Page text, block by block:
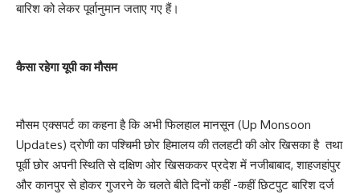
बारिश को लेकर पूर्वानुमान जताए गए हैं।
कैसा रहेगा यूपी का मौसम
मौसम एक्सपर्ट का कहना है कि अभी फिलहाल मानसून (Up Monsoon
Updates) द्रोणी का पश्चिमी छोर हिमालय की तलहटी की ओर खिसका है तथा
पूर्वी छोर अपनी स्थिति से दक्षिण ओर खिसककर प्रदेश में नजीबाबाद, शाहजहांपुर
और कानपुर से होकर गुजरने के चलते बीते दिनों कहीं -कहीं छिटपुट बारिश दर्ज